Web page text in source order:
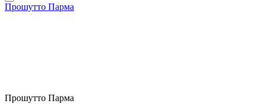
Прошутто Парма
Прошутто Парма